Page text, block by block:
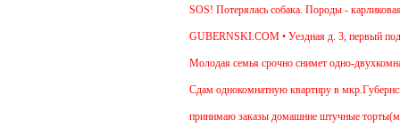
SOS! Потерялась собака. Породы - карликовая
GUBERNSKI.COM • Уездная д. 3, первый
Молодая семья срочно снимет одно-
Cдам однокомнатную квартиру в
принимаю заказы домашние штучные